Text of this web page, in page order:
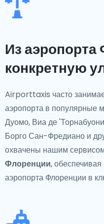
Из
конкретную
Airporttaxis часто
аэропорта в популярные
Дуомо, Виа де
Борго Сан-Фредиано и
охвачены нашим
Флоренции,
аэропорта Флоренции в